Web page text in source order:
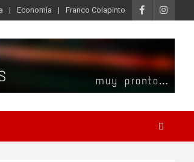
Economía Franco Colapinto